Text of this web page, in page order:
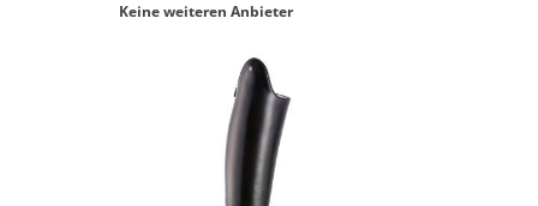
Keine weiteren Anbieter